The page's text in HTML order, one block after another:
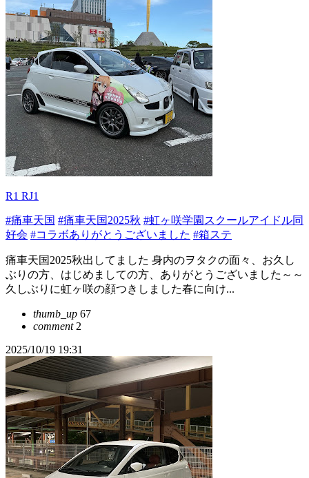
R1 RJ1
#痛車天国 #痛車天国2025秋 #虹ヶ咲学園スクールアイドル同
好会 #コラボありがとうございました #箱ステ
痛車天国2025秋出してました 身内のヲタクの面々、お久し
ぶりの方、はじめましての方、ありがとうございました～～
久しぶりに虹ヶ咲の顔つきしました春に向け...
thumb_up 67
comment2
2025/10/19 19:31